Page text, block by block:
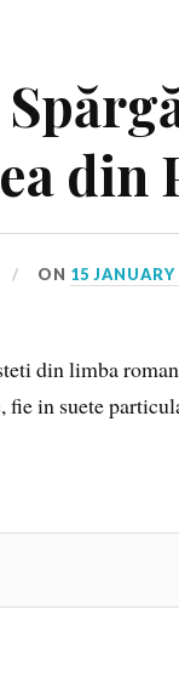
din
ON 15 JANUARY
din limba
fie in suete